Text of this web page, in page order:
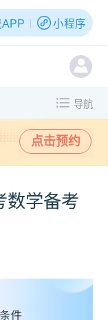
小程序
导航
点击预约
数学备考